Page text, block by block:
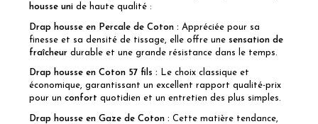
housse uni de haute qualité :
Drap housse en Percale de Coton : Appréciée pour sa
finesse et sa densité de tissage, elle offre une sensation de
fraîcheur durable et une grande résistance dans le temps.
Drap housse en Coton 57 fils : Le choix classique et
économique, garantissant un excellent rapport qualité-prix
pour un confort quotidien et un entretien des plus simples.
Drap housse en Gaze de Coton : Cette matière tendance,